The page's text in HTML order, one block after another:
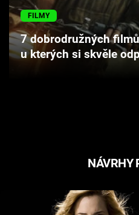
Cool Esport
Pořady
TV Program
FILMY
7 dobrodružných
u kterých si skvěle
NÁVRHY